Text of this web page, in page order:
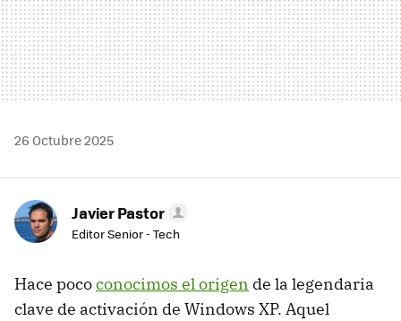
26 Octubre 2025
Javier Pastor
Editor Senior - Tech
Hace pococonocimos el origen de la legendaria
clave de activación de Windows XP. Aquel